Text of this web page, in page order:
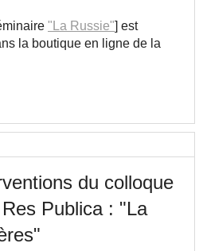
"La Russie"] est
la boutique en ligne de la
du colloque
Publica : "La